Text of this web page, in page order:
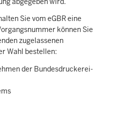
Sie vom eGBR eine
können Sie
zugelassenen
Wahl bestellen:
der Bundesdruckerei-